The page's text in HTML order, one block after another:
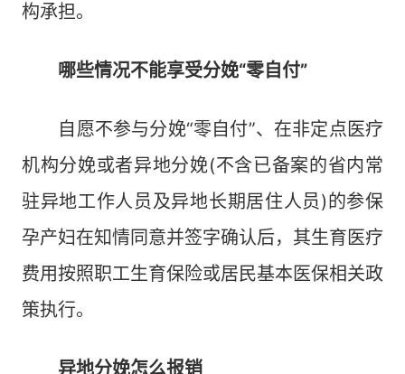
构承担。
哪些情况不能享受分娩“零自付”
自愿不参与分娩“零自付”、在非定点医疗
机构分娩或者异地分娩(不含已备案的省内常
驻异地工作人员及异地长期居住人员)的参保
孕产妇在知情同意并签字确认后，其生育医疗
费用按照职工生育保险或居民基本医保相关政
策执行。
异地分娩怎么报销